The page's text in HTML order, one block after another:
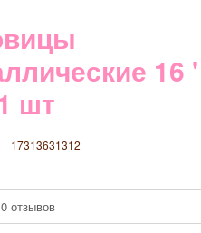
16
шт
17313631312
0 отзывов